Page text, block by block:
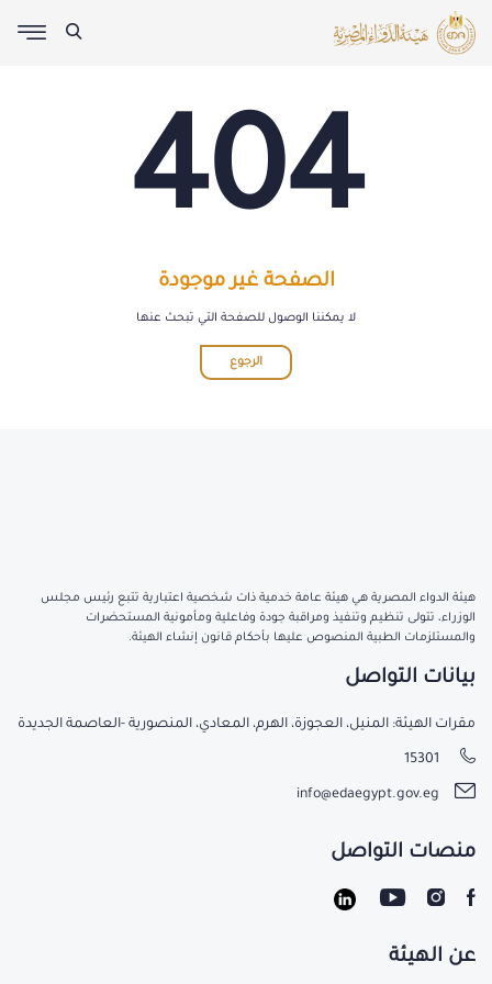
404
الصفحة غير موجودة
لا يمكننا الوصول للصفحة التي تبحث عنها
الرجوع
هيئة الدواء المصرية هي هيئة عامة خدمية ذات شخصية اعتبارية تتبع رئيس مجلس
الوزراء، تتولى تنظيم وتنفيذ ومراقبة جودة وفاعلية ومأمونية المستحضرات
والمستلزمات الطبية المنصوص عليها بأحكام قانون إنشاء الهيئة.
عن الهيئة
بيانات التواصل
مقرات الهيئة: المنيل، العجوزة، الهرم، المعادي، المنصورية -العاصمة الجديدة
15301
info@edaegypt.gov.eg
منصات التواصل